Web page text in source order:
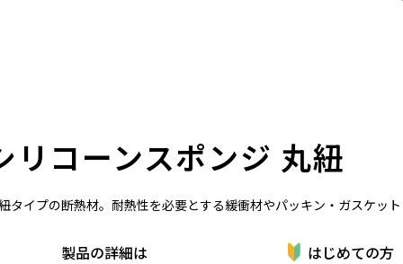
リコーンスポンジ 丸紐
タイプの断熱材。耐熱性を必要とする緩衝材やパッキン・ガスケッ
製品の詳細は
はじめての方